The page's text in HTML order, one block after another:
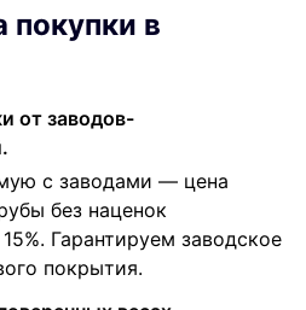
в
от заводов-
с заводами — цена
без наценок
Гарантируем заводское
покрытия.